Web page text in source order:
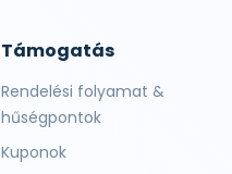
Támogatás
Rendelési folyamat &
hűségpontok
Kuponok